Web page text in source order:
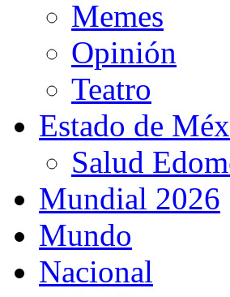
Memes
Opinión
Teatro
Estado de
Salud
Mundial 2026
Mundo
Nacional